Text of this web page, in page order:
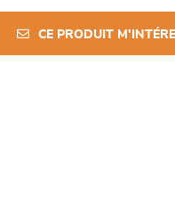
CE PRODUIT